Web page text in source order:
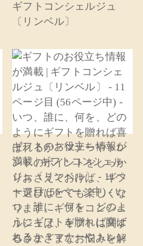
ギフトコンシェルジュ
〔リンベル〕
ギフトのお役立ち情報が
満載 | ギフトコンシェル
ジュ〔リンベル〕 - 11ペ
ージ目 (56ページ中) - い
つ、誰に、何を、どのよ
うにギフトを贈れば喜ば
れるか？マナーやトレン